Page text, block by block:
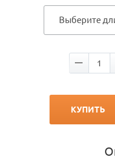
КУПИТЬ